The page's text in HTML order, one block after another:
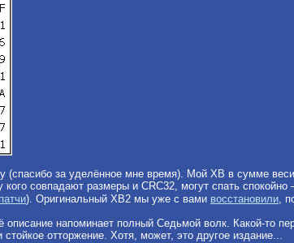
(спасибо за уделённое мне время). Мой ХВ в сумме
кого совпадают размеры и CRC32, могут спать
). Оригинальный ХВ2 мы уже с вами восстановили,
напоминает полный Седьмой волк. Какой-то
отторжение. Хотя, может, это другое издание...